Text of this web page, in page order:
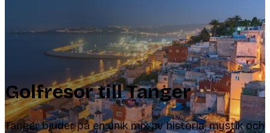
Golfresor till Tanger
Tanger bjuder på en unik mix av historia, mystik och